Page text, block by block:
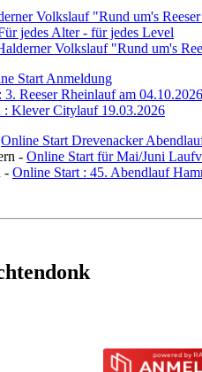
Volkslauf "Rund um's
jedes Alter - für jedes Level
Volkslauf "Rund um's
Start Anmeldung
Reeser Rheinlauf am 04.10.2026
: Klever Citylauf 19.03.2026
Online Start Drevenacker
- Online Start für Mai/Juni
- Online Start : 45. Abendlauf